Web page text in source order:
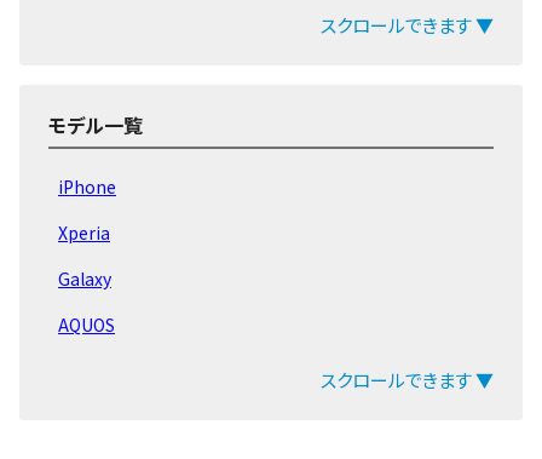
AQUOS sense7
AQUOS sense6
AQUOS sense5G
AQUOS sense4
AQUOS sense3
スクロールできます ▼
モデル一覧
iPhone
Xperia
Galaxy
AQUOS
スクロールできます ▼